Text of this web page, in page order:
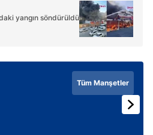
yangın söndürüldü
Tüm Manşetler